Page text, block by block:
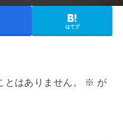
はてブ
はありません。 ※ が